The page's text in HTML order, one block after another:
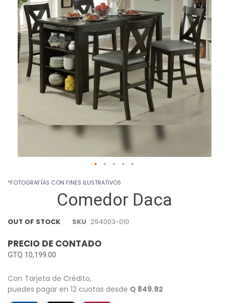
Comedor Daca
OUT OF STOCK SKU 294003-010
PRECIO DE CONTADO
GTQ 10,199.00
Con Tarjeta de Crédito,
puedes pagar en 12 cuotas desde Q 849.92
images
gallery
to
the
gallery
*FOTOGRAFÍAS CON FINES ILUSTRATIVOS